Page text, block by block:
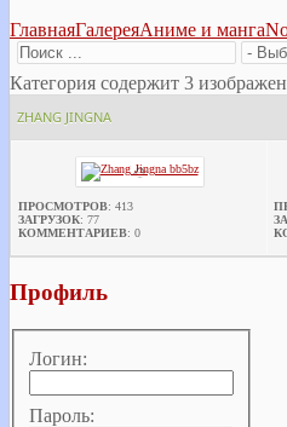
ГлавнаяГалереяАниме и манга
Категория содержит 3
ZHANG JINGNA
ПРОСМОТРОВ: 413
ЗАГРУЗОК: 77
КОММЕНТАРИЕВ: 0
Профиль
Логин:
Пароль: